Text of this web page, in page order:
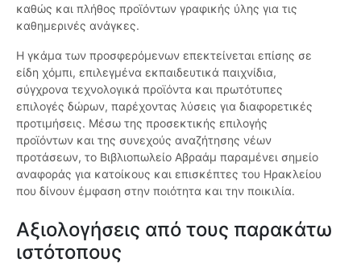
καθώς και πλήθος προϊόντων γραφικής ύλης για τις
καθημερινές ανάγκες.
Η γκάμα των προσφερόμενων επεκτείνεται επίσης σε
είδη χόμπι, επιλεγμένα εκπαιδευτικά παιχνίδια,
σύγχρονα τεχνολογικά προϊόντα και πρωτότυπες
επιλογές δώρων, παρέχοντας λύσεις για διαφορετικές
προτιμήσεις. Μέσω της προσεκτικής επιλογής
προϊόντων και της συνεχούς αναζήτησης νέων
προτάσεων, το Βιβλιοπωλείο Αβραάμ παραμένει σημείο
αναφοράς για κατοίκους και επισκέπτες του Ηρακλείου
που δίνουν έμφαση στην ποιότητα και την ποικιλία.
Αξιολογήσεις από τους παρακάτω
ιστότοπους